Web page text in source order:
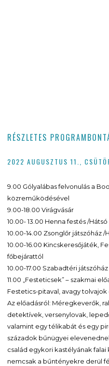
RÉSZLETES
2022 AUGUSZTUS 11.,
9.00 Gólyalábas felvonulás a
közreműködésével
9.00-18.00 Virágvásár
10.00- 13.00 Henna festés /
10.00-14.00 Zsonglőr játszóház /
10.00-16.00 Kincskeresőjáték,
főbejárattól
10.00-17.00 Szabadtéri
11.00 „Festeticsek” – szakmai
Festetics-pitaval, avagy
Az előadásról: Méregkeverők,
detektívek, versenylovak,
valamint egy télikabát és egy
századok bűnügyei
család egykori kastélyának
nemcsak a bűntényekre derül